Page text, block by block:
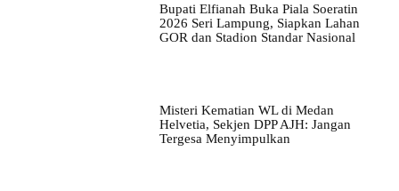
Bupati Elfianah Buka Piala Soeratin
2026 Seri Lampung, Siapkan Lahan
GOR dan Stadion Standar Nasional
Misteri Kematian WL di Medan
Helvetia, Sekjen DPP AJH: Jangan
Tergesa Menyimpulkan